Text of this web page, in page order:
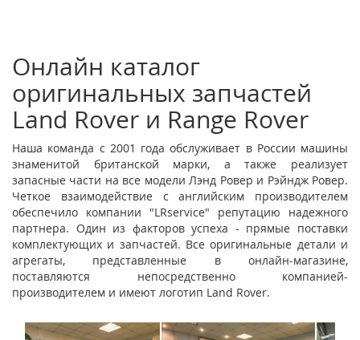
Онлайн каталог
оригинальных запчастей
Land Rover и Range Rover
Наша команда с 2001 года обслуживает в России машины
знаменитой британской марки, а также реализует
запасные части на все модели Лэнд Ровер и Рэйндж Ровер.
Четкое взаимодействие с английским производителем
обеспечило компании "LRservice" репутацию надежного
партнера. Один из факторов успеха - прямые поставки
комплектующих и запчастей. Все оригинальные детали и
агрегаты, представленные в онлайн-магазине,
поставляются непосредственно компанией-
производителем и имеют логотип Land Rover.